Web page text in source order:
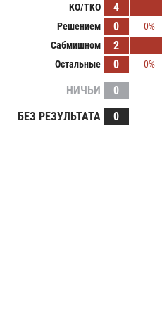
KO/TKO 4
Решением
0
0%
Сабмишном
2
Остальные
0 0%
НИЧЬИ
0
БЕЗ РЕЗУЛЬТАТА
0